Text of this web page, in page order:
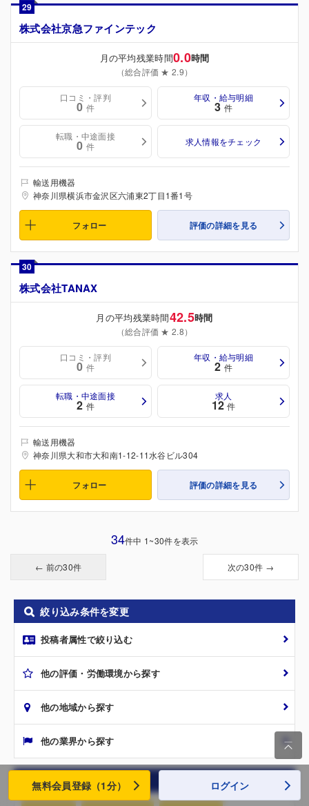
29
株式会社京急ファインテック
月の平均残業時間0.0時間
（総合評価 ★ 2.9）
口コミ・評判
0 件
年収・給与明細
3 件
転職・中途面接
0 件 求人情報をチェック
輸送用機器
神奈川県横浜市金沢区六浦東2丁目1番1号
フォロー 評価の詳細を見る
30
株式会社TANAX
月の平均残業時間42.5時間
（総合評価 ★ 2.8）
口コミ・評判
0 件
年収・給与明細
2 件
転職・中途面接
2 件
求人
12 件
輸送用機器
神奈川県大和市大和南1-12-11水谷ビル304
フォロー 評価の詳細を見る
34件中 1~30件を表示
← 前の30件 次の30件 →
絞り込み条件を変更
投稿者属性で絞り込む
他の評価・労働環境から探す
他の地域から探す
他の業界から探す
絞り込み条件を解除

無料会員登録（1分） ログイン